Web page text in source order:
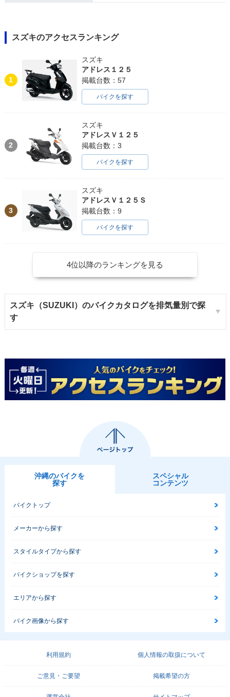
スズキのアクセスランキング
1
スズキ
アドレス１２５
掲載台数：57
バイクを探す
2
スズキ
アドレスＶ１２５
掲載台数：3
バイクを探す
3
スズキ
アドレスＶ１２５Ｓ
掲載台数：9
バイクを探す
4位以降のランキングを見る
スズキ（SUZUKI）のバイクカタログを排気量別で探
す
沖縄のバイクを
探す
スペシャル
コンテンツ
バイクトップ
メーカーから探す
スタイルタイプから探す
バイクショップを探す
エリアから探す
バイク画像から探す
利用規約 個人情報の取扱について
ご意見・ご要望 掲載希望の方